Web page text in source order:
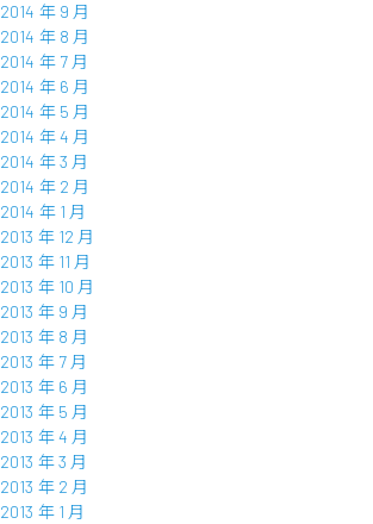
2014 年 9 月
2014 年 8 月
2014 年 7 月
2014 年 6 月
2014 年 5 月
2014 年 4 月
2014 年 3 月
2014 年 2 月
2014 年 1 月
2013 年 12 月
2013 年 11 月
2013 年 10 月
2013 年 9 月
2013 年 8 月
2013 年 7 月
2013 年 6 月
2013 年 5 月
2013 年 4 月
2013 年 3 月
2013 年 2 月
2013 年 1 月